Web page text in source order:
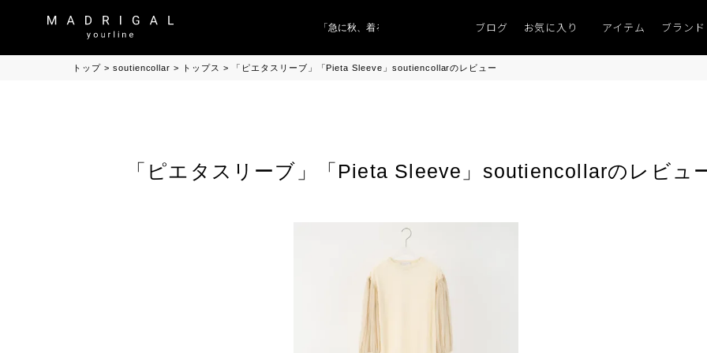
「急に秋、着るものがない」 「キレイなニット」 ポイント9％「マンスリーポイントキ
ブログ お気に入り アイテム ブランド
トップ soutiencollar トップス 「ピエタスリーブ」「Pieta Sleeve」soutiencollarのレビュー
「ピエタスリーブ」「Pieta Sleeve」soutiencollarのレビュ